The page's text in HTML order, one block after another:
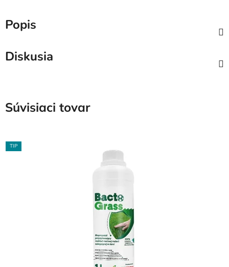
Popis
Diskusia
Súvisiaci tovar
TIP